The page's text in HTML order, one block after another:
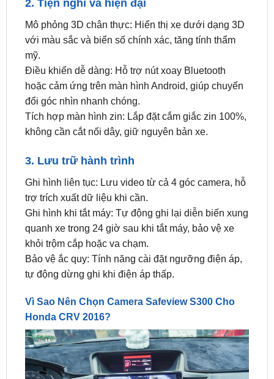
với màu sắc và biển số chính xác, tăng tính thẩm
mỹ.
Điều khiển dễ dàng: Hỗ trợ nút xoay Bluetooth
hoặc cảm ứng trên màn hình Android, giúp chuyển
đổi góc nhìn nhanh chóng.
Tích hợp màn hình zin: Lắp đặt cắm giắc zin 100%,
không cần cắt nối dây, giữ nguyên bản xe.
3. Lưu trữ hành trình
trợ trích xuất dữ liệu khi cần.
Ghi hình khi tắt máy: Tự động ghi lại diễn biến xung
quanh xe trong 24 giờ sau khi tắt máy, bảo vệ xe
khỏi trộm cắp hoặc va chạm.
Bảo vệ ắc quy: Tính năng cài đặt ngưỡng điện áp,
tự động dừng ghi khi điện áp thấp.
Vì Sao Nên Chọn Camera Safeview S300 Cho